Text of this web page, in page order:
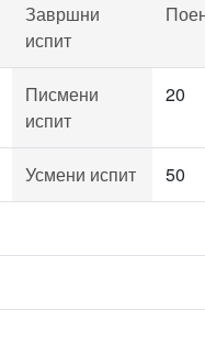
Завршни
испит
Писмени
испит
20
Усмени испит 50